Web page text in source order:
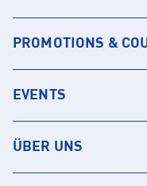
PROMOTIONS &
EVENTS
ÜBER UNS